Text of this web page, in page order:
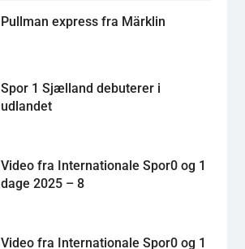
Pullman express fra Märklin
Spor 1 Sjælland debuterer i
udlandet
Video fra Internationale Spor0 og 1
dage 2025 – 8
Video fra Internationale Spor0 og 1